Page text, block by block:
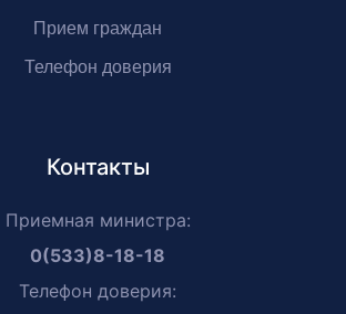
Прием граждан
Телефон доверия
Контакты
Приемная министра:
0(533)8-18-18
Телефон доверия: